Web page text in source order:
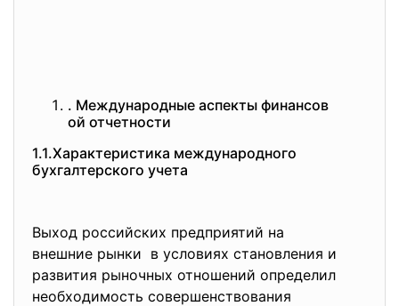
. Международные аспекты финансов
ой отчетности
1.1.Характеристика международного
бухгалтерского учета
Выход российских предприятий на
внешние рынки в условиях становления и
развития рыночных отношений определил
необходимость совершенствования